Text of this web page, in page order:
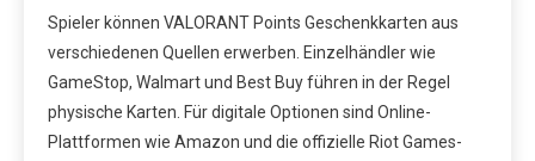
Spieler können VALORANT Points Geschenkkarten aus
verschiedenen Quellen erwerben. Einzelhändler wie
GameStop, Walmart und Best Buy führen in der Regel
physische Karten. Für digitale Optionen sind Online-
Plattformen wie Amazon und die offizielle Riot Games-